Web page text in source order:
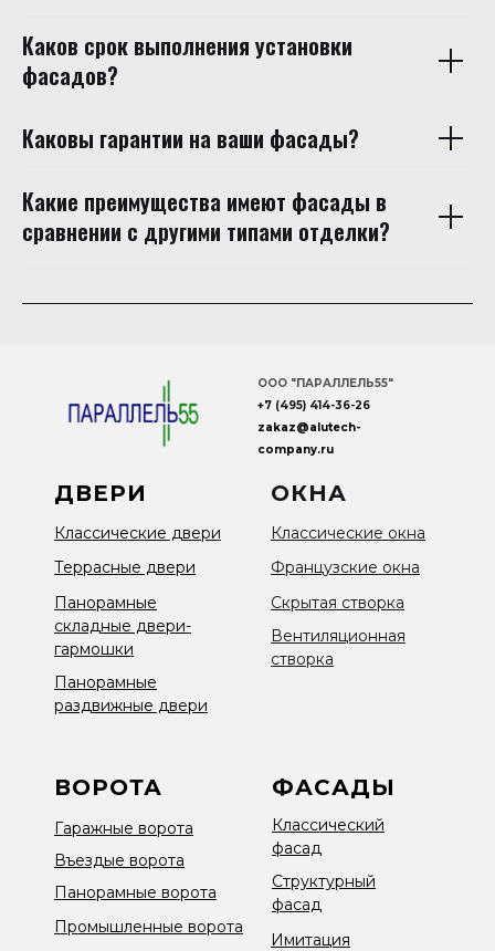
Каков срок выполнения установки
фасадов?
Каковы гарантии на ваши фасады?
Какие преимущества имеют фасады в
сравнении с другими типами отделки?
ООО "ПАРАЛЛЕЛЬ55"
+7 (495) 414-36-26
zakaz@alutech-
company.ru
ОКНА
Классические окна
Французские окна
Скрытая створка
Вентиляционная
створка
ДВЕРИ
Классические двери
Террасные двери
Панорамные
складные двери-
гармошки
Панорамные
раздвижные двери
ФАСАДЫ
Классический
фасад
Структурный
фасад
Имитация
ВОРОТА
Промышленные ворота
Панорамные ворота
Гаражные ворота
Въездые ворота